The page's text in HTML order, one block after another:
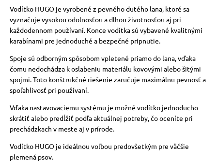
Vodítko HUGO je vyrobené z pevného dutého lana, ktoré sa
vyznačuje vysokou odolnosťou a dlhou životnosťou aj pri
každodennom používaní. Konce vodítka sú vybavené kvalitnými
karabínami pre jednoduché a bezpečné pripnutie.
Spoje sú odborným spôsobom vpletené priamo do lana, vďaka
čomu nedochádza k oslabeniu materiálu kovovými alebo šitými
spojmi. Toto konštrukčné riešenie zaručuje maximálnu pevnosť a
spoľahlivosť pri používaní.
Vďaka nastavovaciemu systému je možné vodítko jednoducho
skrátiť alebo predĺžiť podľa aktuálnej potreby, čo oceníte pri
prechádzkach v meste aj v prírode.
Vodítko HUGO je ideálnou voľbou predovšetkým pre väčšie
plemená psov.